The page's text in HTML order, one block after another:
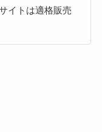
イトは適格販売